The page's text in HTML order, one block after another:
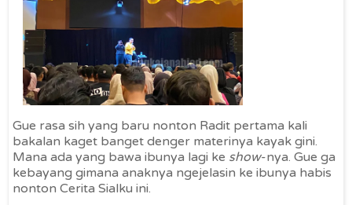
Gue rasa sih yang baru nonton Radit pertama kali
bakalan kaget banget denger materinya kayak gini.
Mana ada yang bawa ibunya lagi ke show-nya. Gue ga
kebayang gimana anaknya ngejelasin ke ibunya habis
nonton Cerita Sialku ini.